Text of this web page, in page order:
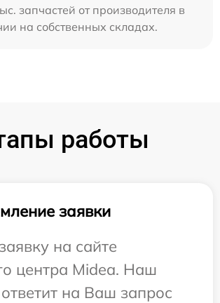
запчастей от производителя в
на собственных складах.
работы
заявки
на сайте
центра Midea. Наш
на Ваш запрос